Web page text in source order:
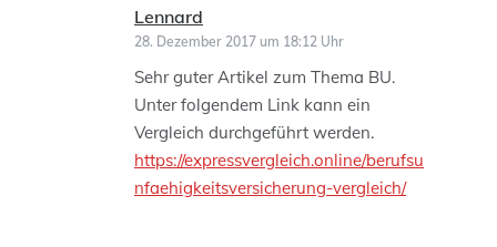
Lennard
28. Dezember 2017 um 18:12 Uhr
Sehr guter Artikel zum Thema BU.
Unter folgendem Link kann ein
Vergleich durchgeführt werden.
https://expressvergleich.online/berufsu
nfaehigkeitsversicherung-vergleich/